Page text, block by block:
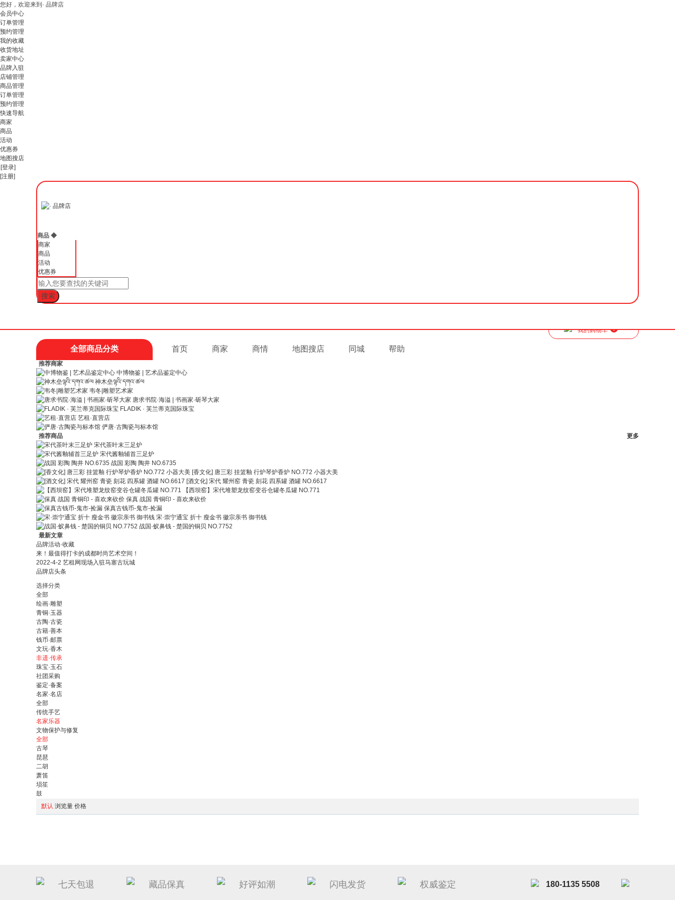
您好，欢迎来到· 品牌店
会员中心
订单管理
预约管理
我的收藏
收货地址
卖家中心
品牌入驻
店铺管理
商品管理
订单管理
预约管理
快速导航
商家
商品
活动
优惠券
地图搜店
[登录]
[注册]
商品 ◆
商家
商品
活动
优惠券
我的购物车 0
全部商品分类 首页 商家 商情 地图搜店 同城 帮助
推荐商家
中博物鉴 | 艺术品鉴定中心
神木垒ལྷའི་དགའ་ཚལ
韦冬|雕塑艺术家
唐求书院·海溢 | 书画家·斫琴大家
FLADIK · 芙兰蒂克国际珠宝
艺租·直营店
俨唐·古陶瓷与标本馆
推荐商品
更多
宋代茶叶末三足炉
宋代酱釉辅首三足炉
战国 彩陶 陶井 NO.6735
[香文化] 唐三彩 挂篮釉 行炉琴炉香炉 NO.772 小器大美
[酒文化] 宋代 耀州窑 青瓷 刻花 四系罐 酒罐 NO.6617
【西坝窑】宋代堆塑龙纹窑变谷仓罐冬瓜罐 NO.771
保真 战国 青铜印 - 喜欢来砍价
保真古钱币-鬼市-捡漏
宋·崇宁通宝 折十 瘦金书 徽宗亲书 御书钱
战国·蚁鼻钱 - 楚国的铜贝 NO.7752
最新文章
品牌活动·收藏
来！最值得打卡的成都时尚艺术空间！
2022-4-2 艺租网现场入驻马塞古玩城
品牌店头条
选择分类
全部
绘画·雕塑
青铜·玉器
古陶·古瓷
古籍·善本
钱币·邮票
文玩·香木
非遗·传承
珠宝·玉石
社团采购
鉴定·备案
名家·名店
全部
传统手艺
名家乐器
文物保护与修复
全部
古琴
琵琶
二胡
萧笛
埙笙
鼓
默认 浏览量 价格
七天包退 藏品保真 好评如潮 闪电发货 权威鉴定 180-1135 5508